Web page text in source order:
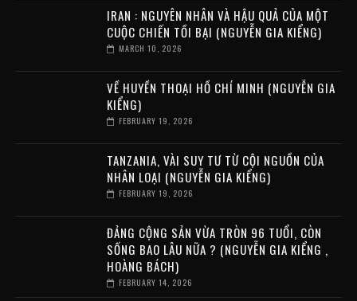
IRAN : NGUYÊN NHÂN VÀ HẬU QUẢ CỦA MỘT
CUỘC CHIẾN TỒI BẠI (NGUYỄN GIA KIỂNG)
MARCH 10, 2026
VỀ HUYỀN THOẠI HỒ CHÍ MINH (NGUYỄN GIA
KIỂNG)
FEBRUARY 19, 2026
TANZANIA, VÀI SUY TƯ TỪ CỘI NGUỒN CỦA
NHÂN LOẠI (NGUYỄN GIA KIỂNG)
FEBRUARY 19, 2026
ĐẢNG CỘNG SẢN VỪA TRÒN 96 TUỔI, CÒN
SỐNG BAO LÂU NỮA ? (NGUYỄN GIA KIỂNG ,
HOÀNG BÁCH)
FEBRUARY 14, 2026